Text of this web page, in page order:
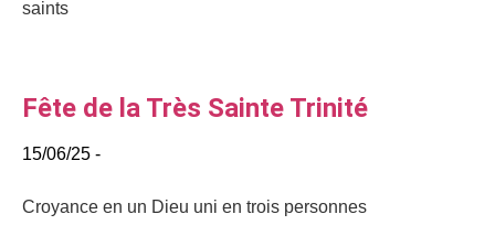
saints
Fête de la Très Sainte Trinité
15/06/25 -
Croyance en un Dieu uni en trois personnes